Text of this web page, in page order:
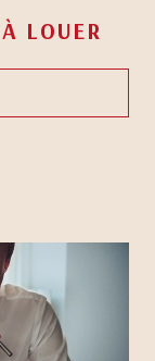
LOUER